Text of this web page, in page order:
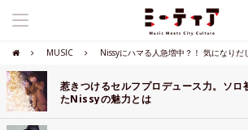
MUSIC Nissyにハマる人急増中？！ 気になり
惹きつけるセルフプロデュース力。ソロ
たNissyの魅力とは